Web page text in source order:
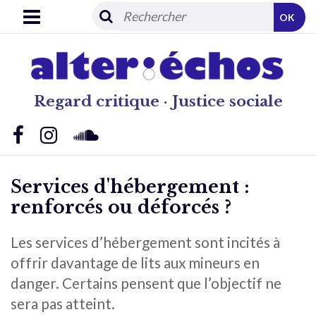
Regard critique · Justice sociale
OK
Services d'hébergement :
renforcés ou déforcés ?
Les services d’hébergement sont incités à
offrir davantage de lits aux mineurs en
danger. Certains pensent que l’objectif ne
sera pas atteint.